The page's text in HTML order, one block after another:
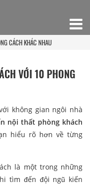
CÁCH KHÁC NHAU
VỚI 10 PHONG
không gian ngôi nhà
nội thất phòng khách
hiểu rõ hơn về từng
là một trong những
tìm đến đội ngũ kiến